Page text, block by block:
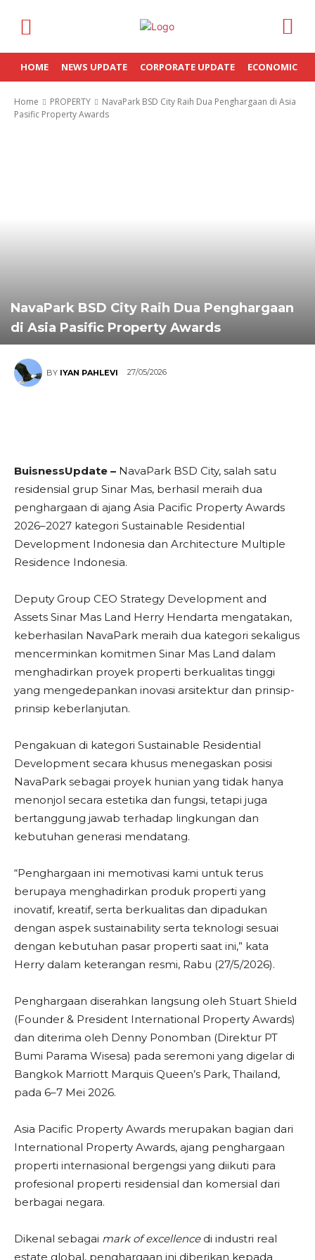
HOME NEWS UPDATE CORPORATE UPDATE ECONOMIC
Home PROPERTY
NavaPark BSD City Raih Dua Penghargaan di Asia
Pasific Property Awards
NavaPark BSD City Raih Dua Penghargaan
di Asia Pasific Property Awards
BY IYAN PAHLEVI 27/05/2026
BuisnessUpdate – NavaPark BSD City, salah satu
residensial grup Sinar Mas, berhasil meraih dua
penghargaan di ajang Asia Pacific Property Awards
2026–2027 kategori Sustainable Residential
Development Indonesia dan Architecture Multiple
Residence Indonesia.
Deputy Group CEO Strategy Development and
Assets Sinar Mas Land Herry Hendarta mengatakan,
keberhasilan NavaPark meraih dua kategori sekaligus
mencerminkan komitmen Sinar Mas Land dalam
menghadirkan proyek properti berkualitas tinggi
yang mengedepankan inovasi arsitektur dan prinsip-
prinsip keberlanjutan.
Pengakuan di kategori Sustainable Residential
Development secara khusus menegaskan posisi
NavaPark sebagai proyek hunian yang tidak hanya
menonjol secara estetika dan fungsi, tetapi juga
bertanggung jawab terhadap lingkungan dan
kebutuhan generasi mendatang.
“Penghargaan ini memotivasi kami untuk terus
berupaya menghadirkan produk properti yang
inovatif, kreatif, serta berkualitas dan dipadukan
dengan aspek sustainability serta teknologi sesuai
dengan kebutuhan pasar properti saat ini,” kata
Herry dalam keterangan resmi, Rabu (27/5/2026).
Penghargaan diserahkan langsung oleh Stuart Shield
(Founder & President International Property Awards)
dan diterima oleh Denny Ponomban (Direktur PT
Bumi Parama Wisesa) pada seremoni yang digelar di
Bangkok Marriott Marquis Queen’s Park, Thailand,
pada 6–7 Mei 2026.
Asia Pacific Property Awards merupakan bagian dari
International Property Awards, ajang penghargaan
properti internasional bergengsi yang diikuti para
profesional properti residensial dan komersial dari
berbagai negara.
Dikenal sebagai mark of excellencedi industri real
estate global, penghargaan ini diberikan kepada